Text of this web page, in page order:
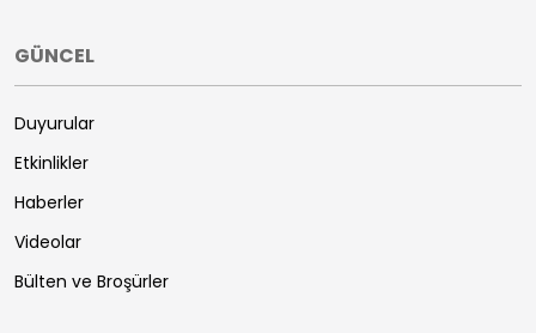
GÜNCEL
Duyurular
Etkinlikler
Haberler
Videolar
Bülten ve Broşürler